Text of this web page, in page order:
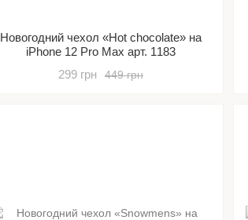
Новогодний чехол «Hot chocolate» на
iPhone 12 Pro Max арт. 1183
449 грн
299 грн